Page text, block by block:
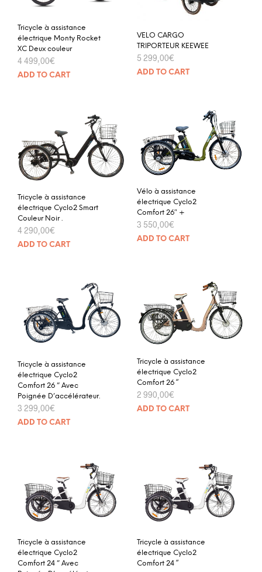
Tricycle à assistance
électrique Monty Rocket
XC Deux couleur
4 499,00€
ADD TO CART
VELO CARGO
TRIPORTEUR KEEWEE
5 299,00€
ADD TO CART
Tricycle à assistance
électrique Cyclo2 Smart
Couleur Noir .
4 290,00€
ADD TO CART
Vélo à assistance
électrique Cyclo2
Comfort 26″ +
3 550,00€
ADD TO CART
Tricycle à assistance
électrique Cyclo2
Comfort 26 ” Avec
Poignée D’accélérateur.
3 299,00€
ADD TO CART
Tricycle à assistance
électrique Cyclo2
Comfort 26 “
2 990,00€
ADD TO CART
Tricycle à assistance
électrique Cyclo2
Comfort 24 ” Avec
Tricycle à assistance
électrique Cyclo2
Comfort 24 “